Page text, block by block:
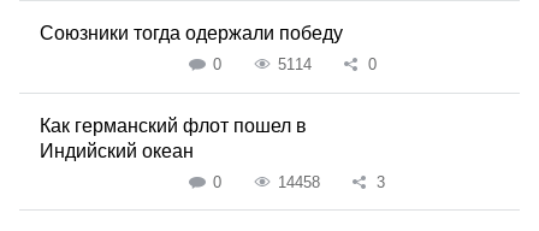
Союзники тогда одержали победу
0 5114 0
Как германский флот пошел в
Индийский океан
0 14458 3